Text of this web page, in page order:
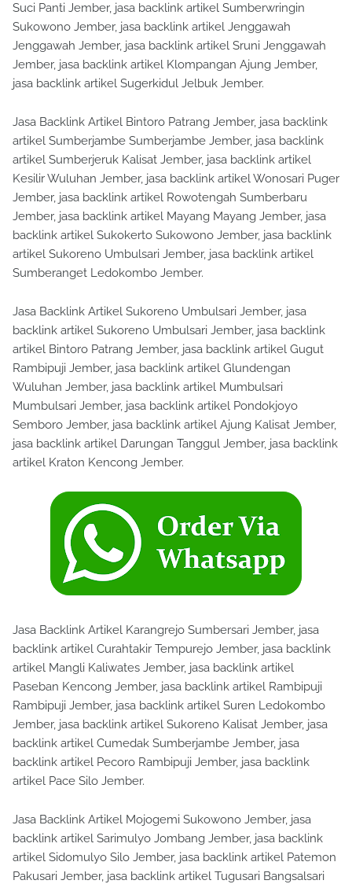
Suci Panti Jember, jasa backlink artikel Sumberwringin
Sukowono Jember, jasa backlink artikel Jenggawah
Jenggawah Jember, jasa backlink artikel Sruni Jenggawah
Jember, jasa backlink artikel Klompangan Ajung Jember,
jasa backlink artikel Sugerkidul Jelbuk Jember.
Jasa Backlink Artikel Bintoro Patrang Jember, jasa backlink
artikel Sumberjambe Sumberjambe Jember, jasa backlink
artikel Sumberjeruk Kalisat Jember, jasa backlink artikel
Kesilir Wuluhan Jember, jasa backlink artikel Wonosari Puger
Jember, jasa backlink artikel Rowotengah Sumberbaru
Jember, jasa backlink artikel Mayang Mayang Jember, jasa
backlink artikel Sukokerto Sukowono Jember, jasa backlink
artikel Sukoreno Umbulsari Jember, jasa backlink artikel
Sumberanget Ledokombo Jember.
Jasa Backlink Artikel Sukoreno Umbulsari Jember, jasa
backlink artikel Sukoreno Umbulsari Jember, jasa backlink
artikel Bintoro Patrang Jember, jasa backlink artikel Gugut
Rambipuji Jember, jasa backlink artikel Glundengan
Wuluhan Jember, jasa backlink artikel Mumbulsari
Mumbulsari Jember, jasa backlink artikel Pondokjoyo
Semboro Jember, jasa backlink artikel Ajung Kalisat Jember,
jasa backlink artikel Darungan Tanggul Jember, jasa backlink
artikel Kraton Kencong Jember.
Jasa Backlink Artikel Karangrejo Sumbersari Jember, jasa
backlink artikel Curahtakir Tempurejo Jember, jasa backlink
artikel Mangli Kaliwates Jember, jasa backlink artikel
Paseban Kencong Jember, jasa backlink artikel Rambipuji
Rambipuji Jember, jasa backlink artikel Suren Ledokombo
Jember, jasa backlink artikel Sukoreno Kalisat Jember, jasa
backlink artikel Cumedak Sumberjambe Jember, jasa
backlink artikel Pecoro Rambipuji Jember, jasa backlink
artikel Pace Silo Jember.
Jasa Backlink Artikel Mojogemi Sukowono Jember, jasa
backlink artikel Sarimulyo Jombang Jember, jasa backlink
artikel Sidomulyo Silo Jember, jasa backlink artikel Patemon
Pakusari Jember, jasa backlink artikel Tugusari Bangsalsari